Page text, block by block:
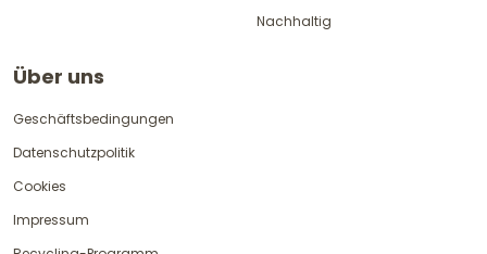
Nachhaltig
Über uns
Geschäftsbedingungen
Datenschutzpolitik
Cookies
Impressum